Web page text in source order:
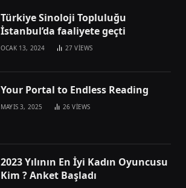
Türkiye Sinoloji Topluluğu
İstanbul’da faaliyete geçti
OCAK 13, 2024 27VIEWS
Your Portal to Endless Reading
MAYIS 3, 2025 26VIEWS
2023 Yılının En İyi Kadın Oyuncusu
Kim ? Anket Başladı